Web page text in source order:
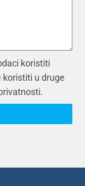
koristiti
koristiti u druge